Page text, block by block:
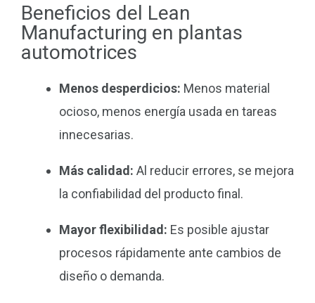
Beneficios del Lean
Manufacturing en plantas
automotrices
Menos desperdicios: Menos material
ocioso, menos energía usada en tareas
innecesarias.
Más calidad: Al reducir errores, se mejora
la confiabilidad del producto final.
Mayor flexibilidad: Es posible ajustar
procesos rápidamente ante cambios de
diseño o demanda.